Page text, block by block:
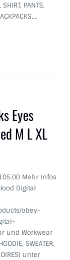
PANTS,
Eyes
M L XL
Mehr Infos
Digital
obey-
und Workwear
SWEATER,
unter